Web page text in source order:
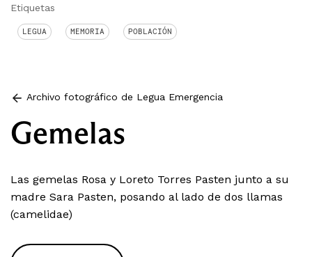
Etiquetas
LEGUA MEMORIA POBLACIÓN
Archivo fotográfico de Legua Emergencia
Gemelas
Las gemelas Rosa y Loreto Torres Pasten junto a su
madre Sara Pasten, posando al lado de dos llamas
(camelidae)